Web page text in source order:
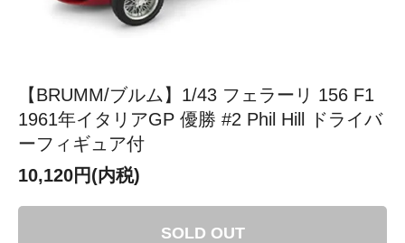
【BRUMM/ブルム】1/43 フェラーリ 156 F1
1961年イタリアGP 優勝 #2 Phil Hill ドライバ
ーフィギュア付
10,120円(内税)
SOLD OUT